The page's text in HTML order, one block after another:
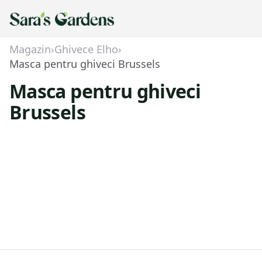
Magazin›Ghivece Elho›
Masca pentru ghiveci Brussels
Masca pentru ghiveci
Brussels